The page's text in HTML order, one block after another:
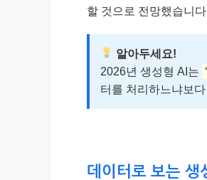
할 것으로 전망했습니
알아두세요!
2026년 생성형 AI는
터를 처리하느냐보
데이터로 보는 생